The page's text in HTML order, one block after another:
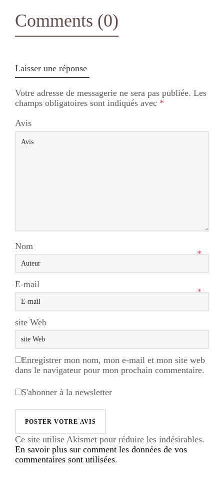
Comments (0)
Laisser une réponse
Votre adresse de messagerie ne sera pas publiée. Les
champs obligatoires sont indiqués avec *
Avis
Nom
*
E-mail
*
site Web
Enregistrer mon nom, mon e-mail et mon site web
dans le navigateur pour mon prochain commentaire.
S'abonner à la newsletter
Ce site utilise Akismet pour réduire les indésirables.
En savoir plus sur comment les données de vos
commentaires sont utilisées.